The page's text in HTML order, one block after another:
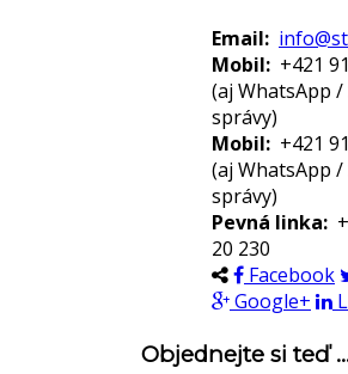
Autorské
Email:
Mobil: +421
(aj WhatsApp /
správy)
Mobil: +421
(aj WhatsApp /
správy)
Pevná linka:
20 230
Facebook
Google+
Objednejte si teď